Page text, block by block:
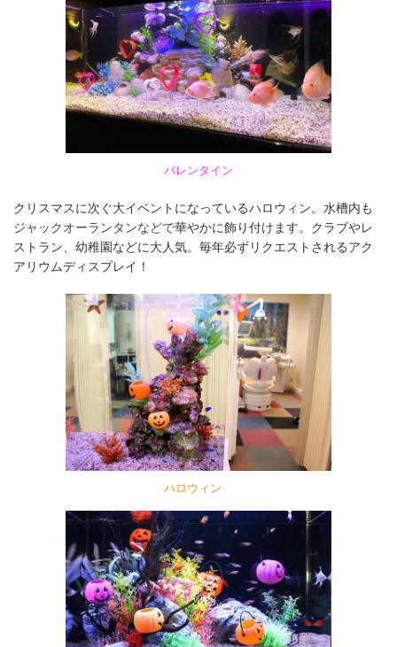
バレンタイン
クリスマスに次ぐ大イベントになっているハロウィン。水槽内も
ジャックオーランタンなどで華やかに飾り付けます。クラブやレ
ストラン、幼稚園などに大人気。毎年必ずリクエストされるアク
アリウムディスプレイ！
ハロウィン